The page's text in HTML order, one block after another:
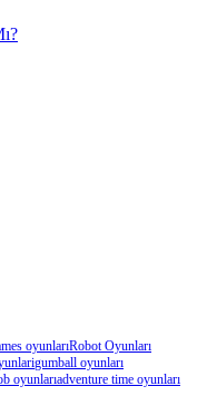
oyunlarıRobot Oyunları
gumball oyunları
oyunlarıadventure time oyunları